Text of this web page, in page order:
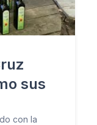
sus
con la